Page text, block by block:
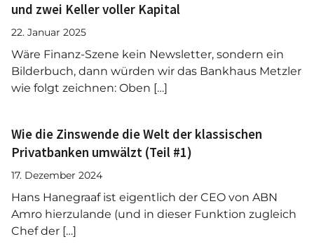
und zwei Keller voller Kapital
22. Januar 2025
Wäre Finanz-Szene kein Newsletter, sondern ein
Bilderbuch, dann würden wir das Bankhaus Metzler
wie folgt zeichnen: Oben […]
Wie die Zinswende die Welt der klassischen
Privatbanken umwälzt (Teil #1)
17. Dezember 2024
Hans Hanegraaf ist eigentlich der CEO von ABN
Amro hierzulande (und in dieser Funktion zugleich
Chef der […]